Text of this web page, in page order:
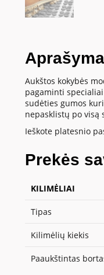
Aukštos kokybės
pagaminti
sudėties gumos
nepasklistų po
Ieškote platesnio
Prekės
KILIMĖLIAI
Tipas
Kilimėlių kiekis
Paaukštintas